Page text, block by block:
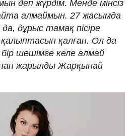
деп жүрдім. Менде мінсіз
алмаймын. 27 жасымда
дұрыс тамақ пісіре
қалған. Ол да
шешімге келе алмай
жарылды Жарқынай